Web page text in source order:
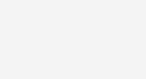
Ленинградской области.